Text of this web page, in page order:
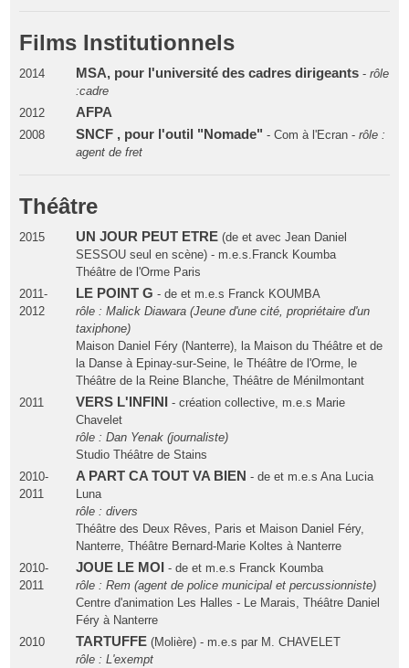
Films Institutionnels
2014 MSA, pour l'université des cadres dirigeants- rôle
:cadre
2012
AFPA
2008 SNCF , pour l'outil "Nomade" - Com à l'Ecran - rôle :
agent de fret
Théâtre
2015 UN JOUR PEUT ETRE(de et avec Jean Daniel
SESSOU seul en scène) - m.e.s.Franck Koumba
Théâtre de l'Orme Paris
2011-
2012
LE POINT G - de et m.e.s Franck KOUMBA
rôle : Malick Diawara (Jeune d'une cité, propriétaire d'un
taxiphone)
Maison Daniel Féry (Nanterre), la Maison du Théâtre et de
la Danse à Epinay-sur-Seine, le Théâtre de l'Orme, le
Théâtre de la Reine Blanche, Théâtre de Ménilmontant
2011
VERS L'INFINI
- création collective, m.e.s Marie
Chavelet
rôle : Dan Yenak (journaliste)
Studio Théâtre de Stains
2010-
2011
A PART CA TOUT VA BIEN - de et m.e.s Ana Lucia
Luna
rôle : divers
Théâtre des Deux Rêves, Paris et Maison Daniel Féry,
Nanterre, Théâtre Bernard-Marie Koltes à Nanterre
2010-
2011
JOUE LE MOI - de et m.e.s Franck Koumba
rôle : Rem (agent de police municipal et percussionniste)
Centre d'animation Les Halles - Le Marais, Théâtre Daniel
Féry à Nanterre
2010
TARTUFFE(Molière) - m.e.s par M. CHAVELET
rôle : L'exempt